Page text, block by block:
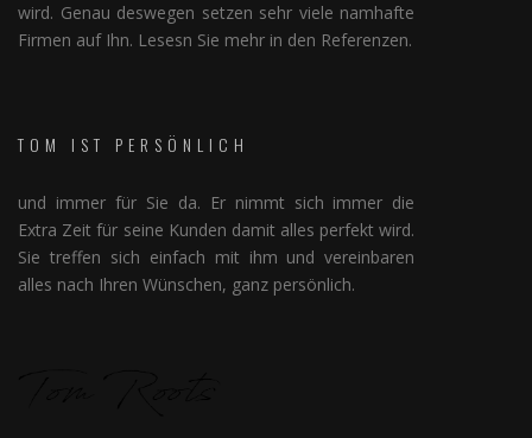
wird. Genau deswegen setzen sehr viele namhafte
Firmen auf Ihn. Lesesn Sie mehr in den Referenzen.
TOM IST PERSÖNLICH
und immer für Sie da. Er nimmt sich immer die
Extra Zeit für seine Kunden damit alles perfekt wird.
Sie treffen sich einfach mit ihm und vereinbaren
alles nach Ihren Wünschen, ganz persönlich.